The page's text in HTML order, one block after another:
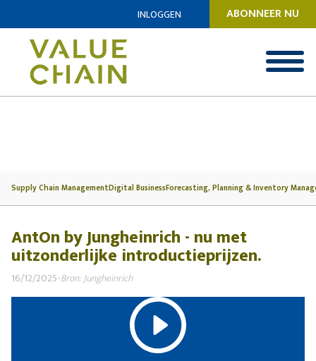
INLOGGEN ABONNEER NU
Supply Chain ManagementDigital BusinessForecasting, Planning & Inventory
AntOn by Jungheinrich - nu met
uitzonderlijke introductieprijzen.
16/12/2025-Bron: Jungheinrich